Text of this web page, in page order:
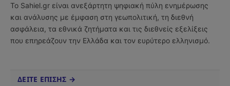
Το Sahiel.gr είναι ανεξάρτητη ψηφιακή πύλη ενημέρωσης
και ανάλυσης με έμφαση στη γεωπολιτική, τη διεθνή
ασφάλεια, τα εθνικά ζητήματα και τις διεθνείς εξελίξεις
που επηρεάζουν την Ελλάδα και τον ευρύτερο ελληνισμό.
ΔΕΙΤΕ ΕΠΙΣΗΣ →